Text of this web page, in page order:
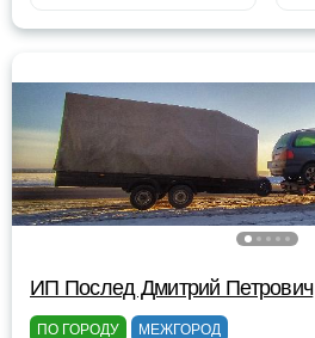
ИП Послед Дмитрий Петрович
ПО ГОРОДУ МЕЖГОРОД